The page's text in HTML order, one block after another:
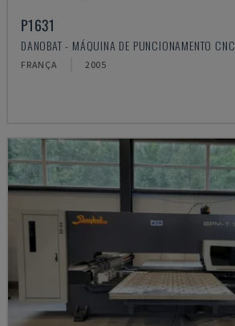
P1631
DANOBAT - MÁQUINA DE PUNCIONAMENTO CNC
FRANÇA 2005